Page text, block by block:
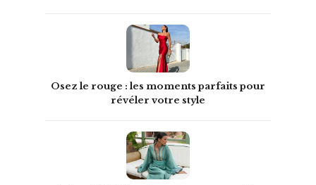
Osez le rouge : les moments parfaits pour
révéler votre style